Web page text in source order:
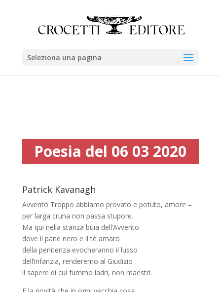
Seleziona una pagina
Poesia del 06 03 2020
Patrick Kavanagh
Avvento Troppo abbiamo provato e potuto, amore –
per larga cruna non passa stupore.
Ma qui nella stanza buia dell’Avvento
dove il pane nero e il tè amaro
della penitenza evocheranno il lusso
dell’infanzia, renderemo al Giudizio
il sapere di cui fummo ladri, non maestri.